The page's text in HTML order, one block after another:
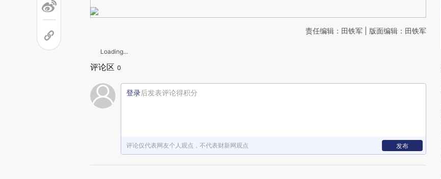
责任编辑：田铁军 | 版面编辑：田铁军
Loading...
评论区 0
登录后发表评论得积分
评论仅代表网友个人观点，不代表财新网观点 发布